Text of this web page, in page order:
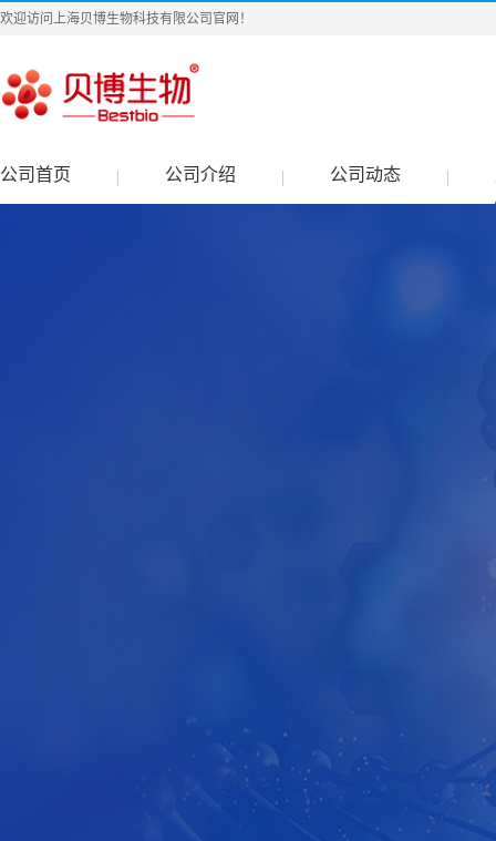
欢迎访问上海贝博生物科技有限公司官网！
公司首页 公司介绍 公司动态